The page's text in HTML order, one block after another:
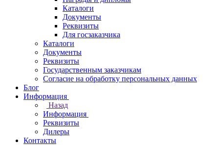
Каталоги
Документы
Реквизиты
Для госзаказчика
Каталоги
Документы
Реквизиты
Государственным заказчикам
Согласие на обработку персональных данных
Блог
Информация
Назад
Информация
Реквизиты
Дилеры
Контакты